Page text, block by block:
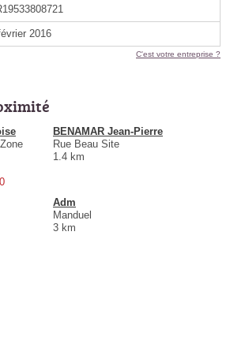
2016
C'est votre entreprise ?
BENAMAR Jean-Pierre
Rue Beau Site
1.4 km
Adm
Manduel
3 km